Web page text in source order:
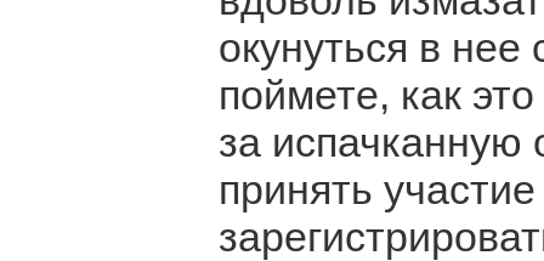
окунуться в
поймете, как
за испачканную
принять